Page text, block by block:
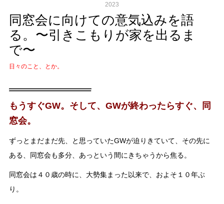
2023
同窓会に向けての意気込みを語
る。〜引きこもりが家を出るま
で〜
日々のこと、とか。
もうすぐGW。そして、GWが終わったらすぐ、同
窓会。
ずっとまだまだ先、と思っていたGWが迫りきていて、その先に
ある、同窓会も多分、あっという間にきちゃうから焦る。
同窓会は４０歳の時に、大勢集まった以来で、およそ１０年ぶ
り。